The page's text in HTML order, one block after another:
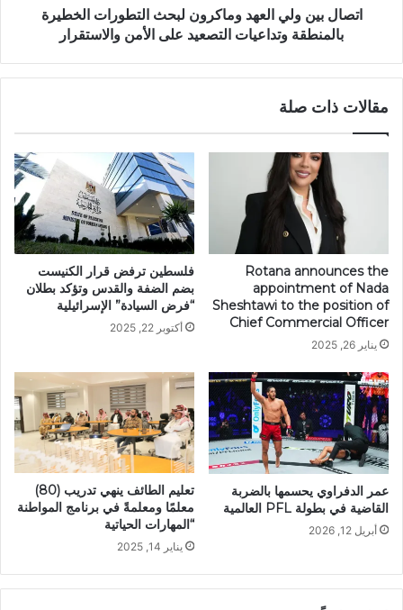
اتصال بين ولي العهد وماكرون لبحث التطورات الخطيرة
بالمنطقة وتداعيات التصعيد على الأمن والاستقرار
مقالات ذات صلة
Rotana announces the
appointment of Nada
Sheshtawi to the position of
Chief Commercial Officer
يناير 26, 2025
فلسطين ترفض قرار الكنيست
بضم الضفة والقدس وتؤكد بطلان
“فرض السيادة” الإسرائيلية
أكتوبر 22, 2025
عمر الدفراوي يحسمها بالضربة
القاضية في بطولة PFL العالمية
أبريل 12, 2026
تعليم الطائف‬⁩ ينهي تدريب (80)
معلمًا ومعلمةً في برنامج المواطنة
“المهارات الحياتية
يناير 14, 2025